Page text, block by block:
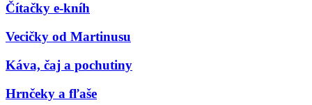
Čítačky e-kníh
Vecičky od Martinusu
Káva, čaj a pochutiny
Hrnčeky a fľaše